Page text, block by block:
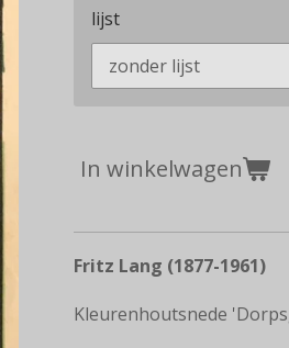
lijst
In winkelwagen
Fritz Lang (1877-1961)
Kleurenhoutsnede